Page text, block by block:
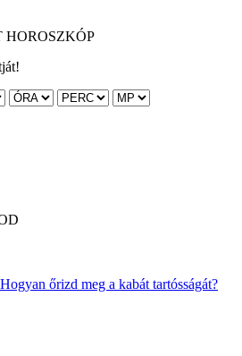
HOROSZKÓP
őrizd meg a kabát tartósságát?